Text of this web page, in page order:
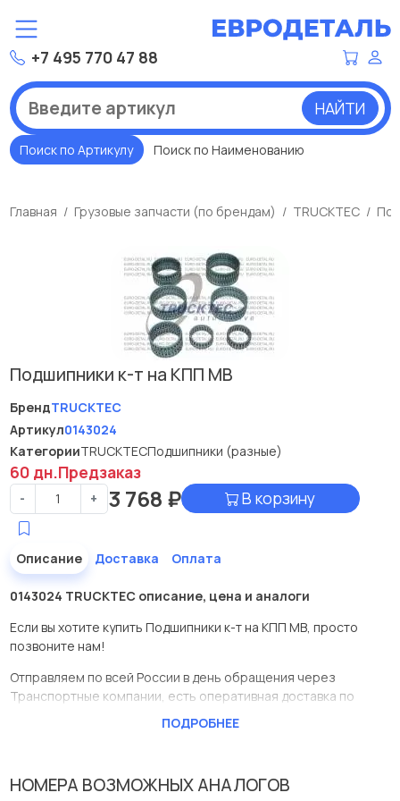
+7 495 770 47 88
НАЙТИ
Поиск по Артикулу Поиск по Наименованию
Главная Грузовые запчасти (по брендам) TRUCKTEC
Подшипники к-т на КПП МВ
БрендTRUCKTEC
Артикул0143024
КатегорииTRUCKTECПодшипники (разные)
60 дн.Предзаказ
- + 3 768 ₽ В корзину
Описание Доставка Оплата
0143024 TRUCKTEC описание, цена и аналоги
Если вы хотите купить Подшипники к-т на КПП МВ, просто
позвоните нам!
Отправляем по всей России в день обращения через
Транспортные компании, есть оперативная доставка по
У данной детали есть аналоги с номерами, убедитесь сами.
ПОДРОБНЕЕ
НОМЕРА ВОЗМОЖНЫХ АНАЛОГОВ